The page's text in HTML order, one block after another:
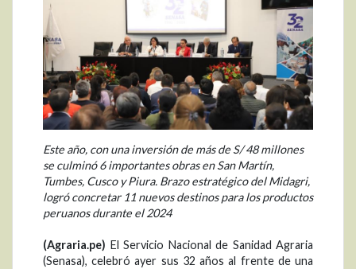
Este año, con una inversión de más de S/ 48 millones
se culminó 6 importantes obras en San Martín,
Tumbes, Cusco y Piura. Brazo estratégico del Midagri,
logró concretar 11 nuevos destinos para los productos
peruanos durante el 2024
(Agraria.pe) El Servicio Nacional de Sanidad Agraria
(Senasa), celebró ayer sus 32 años al frente de una